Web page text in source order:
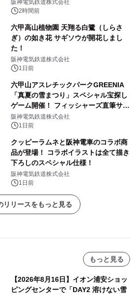
阪神電気鉄道株式会社
2時間前
六甲高山植物園 天翔る白鷺（しらさ
ぎ）の如き花 サギソウが開花しまし
た！
阪神電気鉄道株式会社
1日前
六甲山アスレチックパークGREENIA
「真夏の雪まつり」スペシャル宝探し
ゲーム開催！ フィッシャーズ直筆サイ
ン色紙など豪華景品が登場！
阪神電気鉄道株式会社
1日前
クッピーラムネと阪神電車のコラボ商
品が登場！ コラボイラストは全て描き
下ろしのスペシャル仕様！
阪神電気鉄道株式会社
1日前
リリースをもっと見る
もっと見る
【2026年8月16日】イオン浦安ショッ
ピングセンターで「DAY2 溶けない雪